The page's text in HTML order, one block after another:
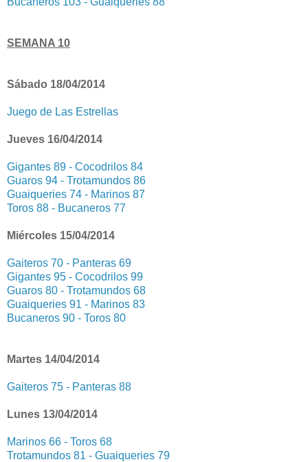
SEMANA 10
Sábado 18/04/2014
Juego de Las Estrellas
Jueves 16/04/2014
Gigantes 89 - Cocodrilos 84
Guaros 94 - Trotamundos 86
Guaiqueries 74 - Marinos 87
Toros 88 - Bucaneros 77
Miércoles 15/04/2014
Gaiteros 70 - Panteras 69
Gigantes 95 - Cocodrilos 99
Guaros 80 - Trotamundos 68
Guaiqueries 91 - Marinos 83
Bucaneros 90 - Toros 80
Martes 14/04/2014
Gaiteros 75 - Panteras 88
Lunes 13/04/2014
Marinos 66 - Toros 68
Trotamundos 81 - Guaiqueries 79